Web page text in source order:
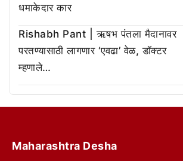
धमाकेदार कार
Rishabh Pant | ऋषभ पंतला मैदानावर
परतण्यासाठी लागणार ‘एवढा’ वेळ, डॉक्टर
म्हणाले…
Maharashtra Desha